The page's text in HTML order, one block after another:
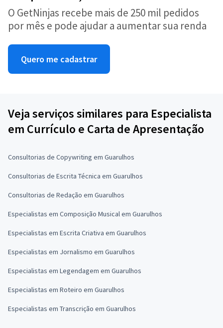
O GetNinjas recebe mais de 250 mil pedidos
por mês e pode ajudar a aumentar sua renda
Quero me cadastrar
Veja serviços similares para Especialista
em Currículo e Carta de Apresentação
Consultorias de Copywriting em Guarulhos
Consultorias de Escrita Técnica em Guarulhos
Consultorias de Redação em Guarulhos
Especialistas em Composição Musical em Guarulhos
Especialistas em Escrita Criativa em Guarulhos
Especialistas em Jornalismo em Guarulhos
Especialistas em Legendagem em Guarulhos
Especialistas em Roteiro em Guarulhos
Especialistas em Transcrição em Guarulhos